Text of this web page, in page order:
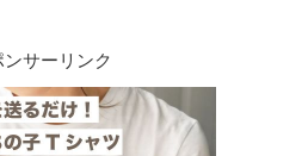
ンサーリンク